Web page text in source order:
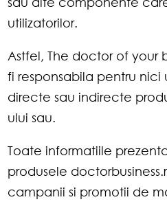
utilizatorilor.
Astfel, The doctor of your
fi responsabila pentru
directe sau indirecte
ului sau.
Toate informatiile
produsele
campanii si promotii de